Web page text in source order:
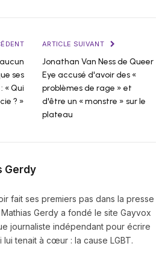
ses
« Qui
? »
ARTICLE SUIVANT
Jonathan Van Ness de Queer
Eye accusé d'avoir des «
problèmes de rage » et
d'être un « monstre » sur le
plateau
Gerdy
fait ses premiers pas dans la presse
Gerdy a fondé le site Gayvox
journaliste indépendant pour écrire
lui tenait à cœur : la cause LGBT.